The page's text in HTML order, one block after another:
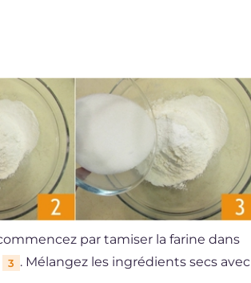
par tamiser la farine dans
3 . Mélangez les ingrédients secs avec